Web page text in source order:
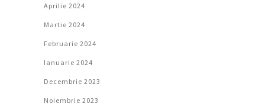
Aprilie 2024
Martie 2024
Februarie 2024
Ianuarie 2024
Decembrie 2023
Noiembrie 2023